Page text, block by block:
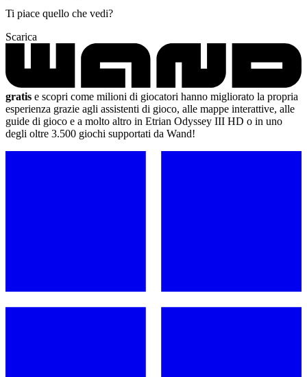
Ti piace quello che vedi?
Scarica
gratis e scopri come milioni di giocatori hanno migliorato la propria
esperienza grazie agli assistenti di gioco, alle mappe interattive, alle
guide di gioco e a molto altro in Etrian Odyssey III HD o in uno
degli oltre 3.500 giochi supportati da Wand!